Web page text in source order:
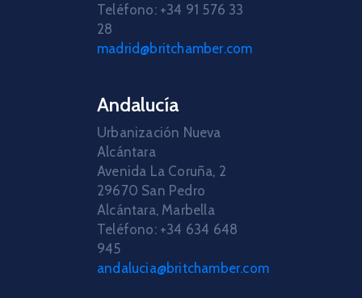
Teléfono: +34 91 576 33
28
madrid@britchamber.com
Andalucía
Urbanización Nueva
Alcántara
Avenida La Coruña, 2
29670 San Pedro
Alcántara, Marbella
Teléfono: +34 634 648
945
andalucia@britchamber.com